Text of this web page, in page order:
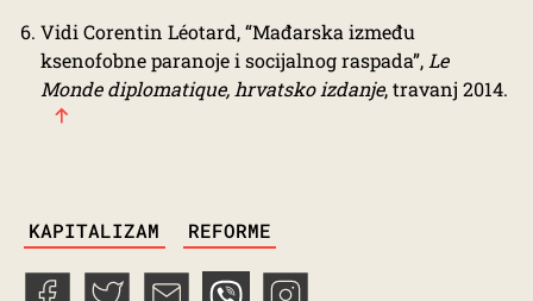
Vidi Corentin Léotard, “Mađarska između
ksenofobne paranoje i socijalnog raspada”, Le
Monde diplomatique, hrvatsko izdanje, travanj 2014.
KAPITALIZAM REFORME